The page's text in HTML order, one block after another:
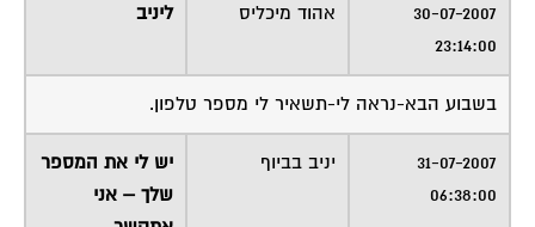
23:14:00
בשבוע הבא-נראה לי-תשאיר לי מספר טלפון.
31-07-2007
06:38:00
יניב בביוף
יש לי את המספר
שלך – אני
אתקשר